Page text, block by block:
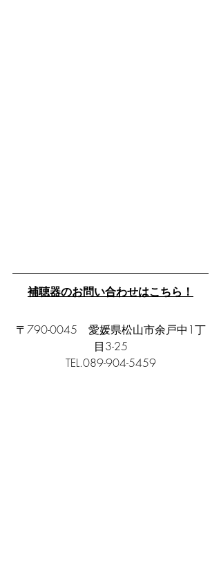
補聴器のお問い合わせはこちら！
〒790-0045　愛媛県松山市余戸中1丁
目3-25
TEL.089-904-5459